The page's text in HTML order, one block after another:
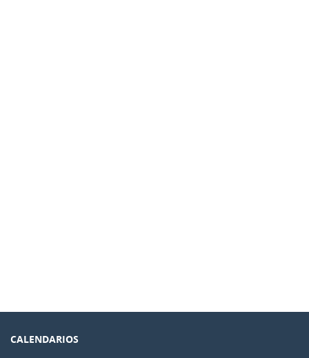
CALENDARIOS